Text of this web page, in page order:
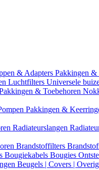
& Adapters Pakkingen &
Luchtfilters Universele
& Toebehoren
Pakkingen &
Radiateurslangen
Brandstoffilters
Bougiekabels Bougies
Beugels | Covers |